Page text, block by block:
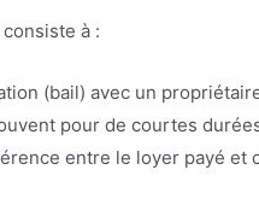
consiste à :
(bail) avec un
pour de courtes
entre le loyer payé et